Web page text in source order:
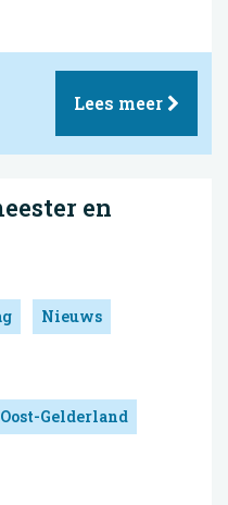
Lees meer
en
Nieuws
Gelderland